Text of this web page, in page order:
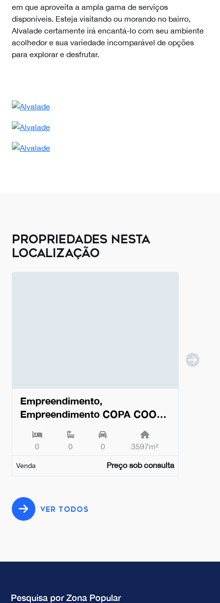
em que aproveita a ampla gama de serviços
disponíveis. Esteja visitando ou morando no bairro,
Alvalade certamente irá encantá-lo com seu ambiente
acolhedor e sua variedade incomparável de opções
para explorar e desfrutar.
PROPRIEDADES NESTA
LOCALIZAÇÃO
Empreendimento,
Empreendimento COPA COOL
Alvalade - Lisboa
0 0 0 3597m²
Venda Preço sob consulta
VER TODOS
Pesquisa por Zona Popular